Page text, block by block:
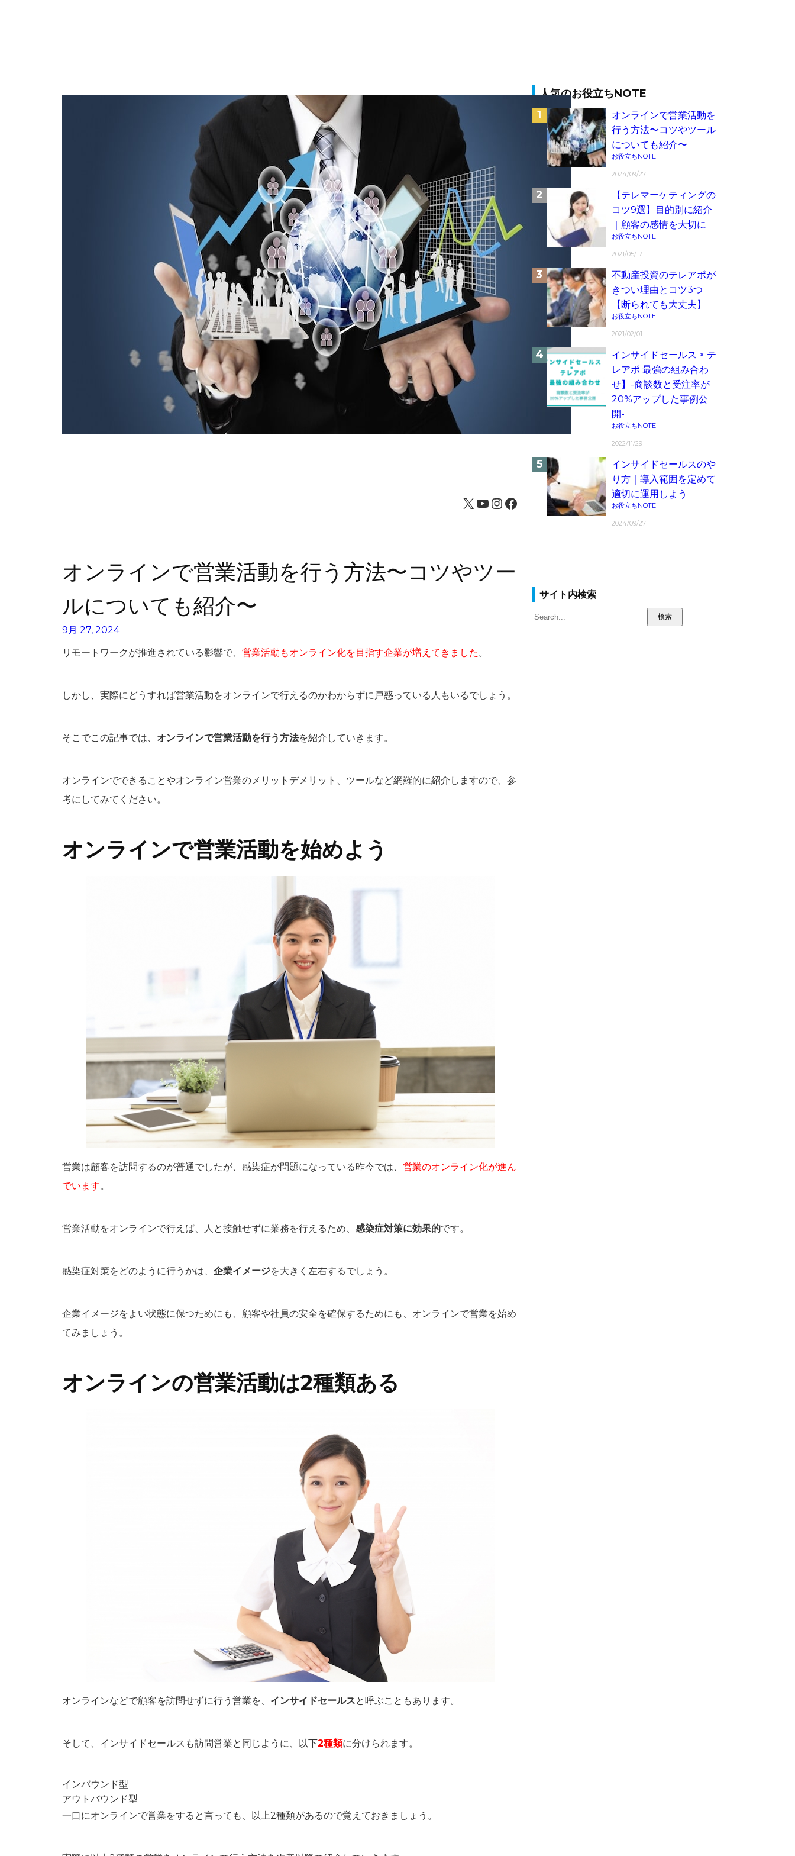
X YouTube InstagramFacebook
オンラインで営業活動を行う方法〜コツやツー
ルについても紹介〜
9月 27, 2024
リモートワークが推進されている影響で、 営業活動もオンライン化を目指す企業が増えてきました 。
しかし、実際に どうすれば営業活動をオンラインで行えるのかわからずに戸惑っている 人もいるでしょう。
そこでこの記事では、 オンラインで営業活動を行う方法を紹介していきます。
オンラインでできることやオンライン営業のメリットデメリット、ツールなど網羅的に紹介しますので、参
考にしてみてください。
オンラインで営業活動を始めよう
営業は顧客を訪問するのが普通でしたが、感染症が問題になっている昨今では、 営業のオンライン化が進ん
でいます。
営業活動をオンラインで行えば、人と接触せずに業務を行えるため、 感染症対策に効果的です。
感染症対策をどのように行うかは、 企業イメージを大きく左右するでしょう。
企業イメージをよい状態に保つためにも、顧客や社員の安全を確保するためにも、オンラインで営業を始め
てみましょう。
オンラインの営業活動は2種類ある
オンラインなどで顧客を訪問せずに行う営業を、 インサイドセールスと呼ぶこともあります。
そして、インサイドセールスも訪問営業と同じように、以下2種類に分けられます。
インバウンド型
アウトバウンド型
一口にオンラインで営業をすると言っても、以上2種類があるので覚えておきましょう。
人気のお役立ちNOTE
オンラインで営業活動を
行う方法〜コツやツール
についても紹介〜
2024/09/27
お役立ちNOTE
【テレマーケティングの
コツ9選】目的別に紹介
｜顧客の感情を大切に
2021/05/17
お役立ちNOTE
不動産投資のテレアポが
きつい理由とコツ3つ
【断られても大丈夫】
2021/02/01
お役立ちNOTE
インサイドセールス × テ
レアポ 最強の組み合わ
せ】-商談数と受注率が
20%アップした事例公
開-
2022/11/29
お役立ちNOTE
インサイドセールスのや
り方｜導入範囲を定めて
適切に運用しよう
2024/09/27
お役立ちNOTE
サイト内検索
検
索
検索